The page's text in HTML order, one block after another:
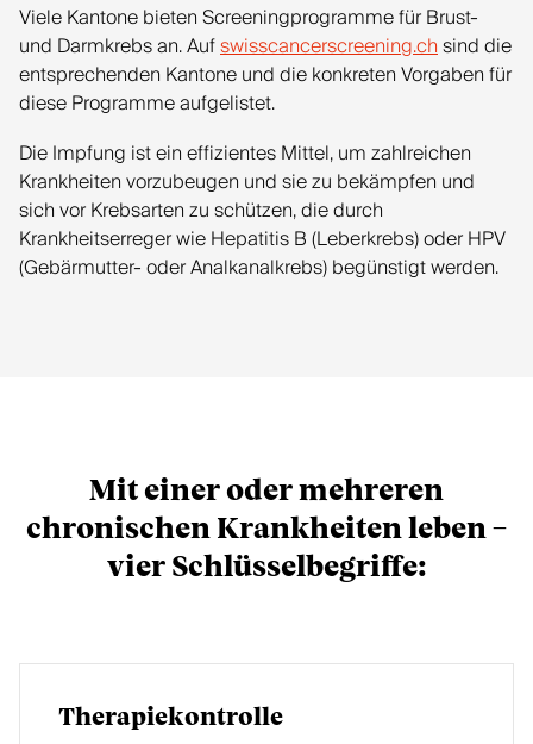
Viele Kantone bieten Screeningprogramme für Brust-
und Darmkrebs an. Aufswisscancerscreening.chsind die
entsprechenden Kantone und die konkreten Vorgaben für
diese Programme aufgelistet.
Die Impfung ist ein effizientes Mittel, um zahlreichen
Krankheiten vorzubeugen und sie zu bekämpfen und
sich vor Krebsarten zu schützen, die durch
Krankheitserreger wie Hepatitis B (Leberkrebs) oder HPV
(Gebärmutter- oder Analkanalkrebs) begünstigt werden.
Mit einer oder mehreren
chronischen Krankheiten leben –
vier Schlüsselbegriffe:
Therapiekontrolle